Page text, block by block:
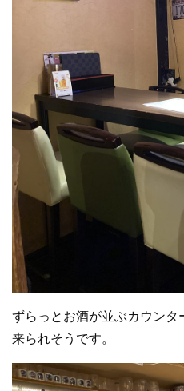
ずらっとお酒が並ぶカウンタ
来られそうです。